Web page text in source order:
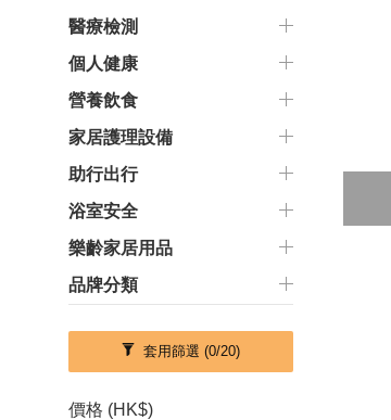
醫療檢測
個人健康
營養飲食
家居護理設備
助行出行
浴室安全
樂齡家居用品
品牌分類
套用篩選 (0/20)
價格 (HK$)